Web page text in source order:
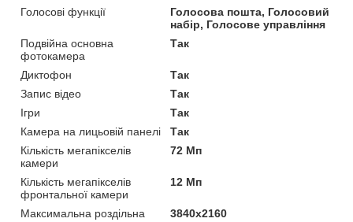
Голосові функції
Голосова пошта, Голосовий
набір, Голосове управління
Подвійна основна
фотокамера
Так
Диктофон
Так
Запис відео
Так
Ігри
Так
Камера на лицьовій панелі
Так
Кількість мегапікселів
камери
72 Мп
Кількість мегапікселів
фронтальної камери
12 Мп
Максимальна роздільна
3840x2160